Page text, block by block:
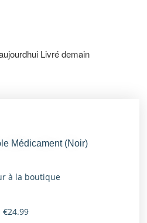
Médicament (noir)
à la boutique
€24.99